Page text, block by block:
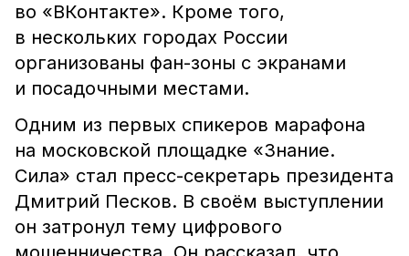
во «ВКонтакте». Кроме того,
в нескольких городах России
организованы фан-зоны с экранами
и посадочными местами.
Одним из первых спикеров марафона
на московской площадке «Знание.
Сила» стал пресс-секретарь президента
Дмитрий Песков. В своём выступлении
он затронул тему цифрового